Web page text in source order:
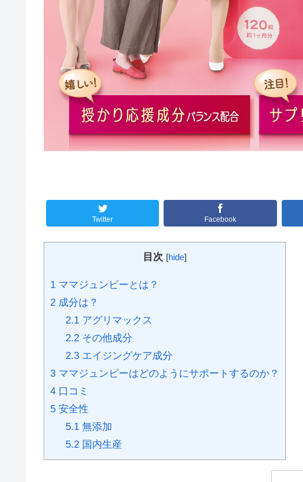
Twitter Facebook
目次 [hide]
1 ママジュンビーとは？
2 成分は？
2.1アグリマックス
2.2その他成分
2.3エイジングケア成分
3 ママジュンビーはどのようにサポートするのか？
4 口コミ
5 安全性
5.1無添加
5.2国内生産